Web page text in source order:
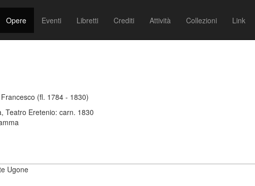
Opere Eventi Libretti Crediti Attività Collezioni Link
(fl. 1784 - 1830)
Teatro Eretenio: carn. 1830
Ugone